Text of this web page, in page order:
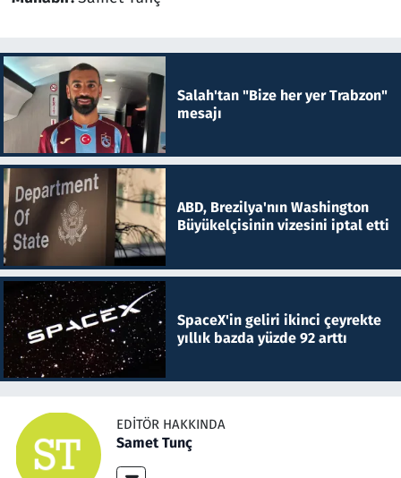
Salah'tan "Bize her yer Trabzon"
mesajı
ABD, Brezilya'nın Washington
Büyükelçisinin vizesini iptal etti
SpaceX'in geliri ikinci çeyrekte
yıllık bazda yüzde 92 arttı
EDITÖR HAKKINDA
Samet Tunç